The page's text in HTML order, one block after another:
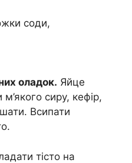
соди,
оладок. Яйце
сиру, кефір,
Всипати
тісто на